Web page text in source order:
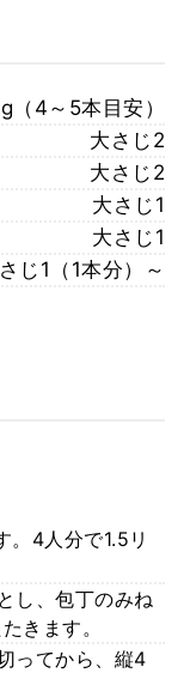
4～5本目安）
大さじ2
大さじ2
大さじ1
大さじ1
じ1（1本分）～
。4人分で1.5リ
し、包丁のみね
きます。
ってから、縦4